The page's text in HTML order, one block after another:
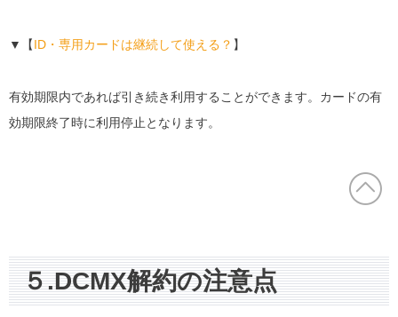
▼【ID・専用カードは継続して使える？ 】
有効期限内であれば引き続き利用することができます。カードの有
効期限終了時に利用停止となります。
５.DCMX解約の注意点